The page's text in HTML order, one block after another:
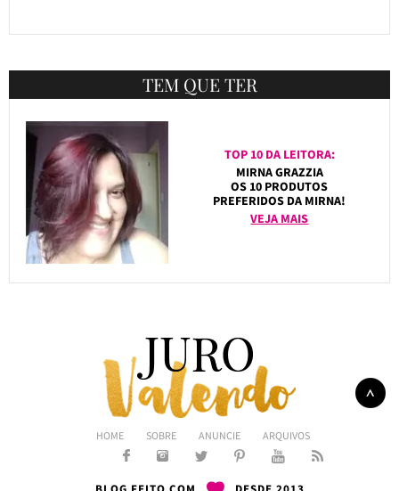
TEM QUE TER
TOP 10 DA LEITORA:
MIRNA GRAZZIA
OS 10 PRODUTOS
PREFERIDOS DA MIRNA!
VEJA MAIS
HOME SOBRE ANUNCIE ARQUIVOS